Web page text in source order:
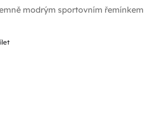
modrým sportovním řemínkem